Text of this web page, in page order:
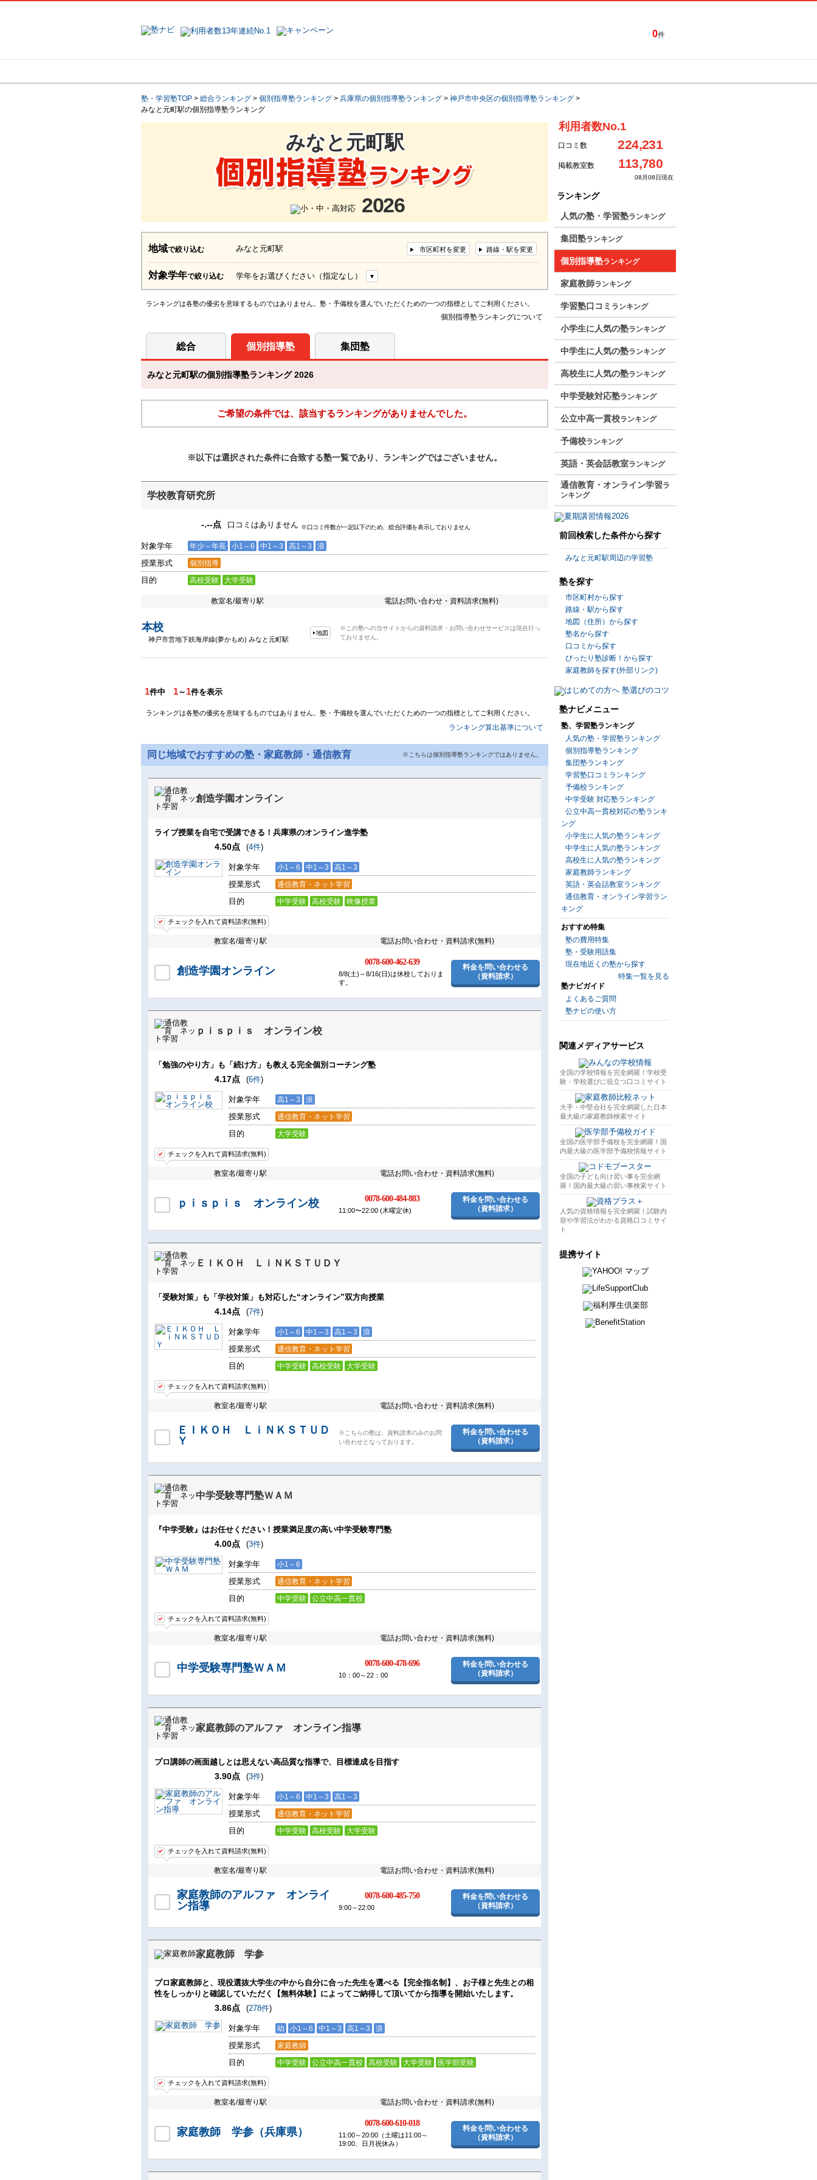
0件
塾・学習塾TOP > 総合ランキング > 個別指導塾ランキング > 兵庫県の個別指導塾ランキング > 神戸市中央区の個別指導塾ランキング >
みなと元町駅の個別指導塾ランキング
みなと元町駅
2026
地域で絞り込む みなと元町駅 市区町村を変更 路線・駅を変更
対象学年で絞り込む 学年をお選びください（指定なし）
ランキングは各塾の優劣を意味するものではありません。塾・予備校を選んでいただくための一つの指標としてご利用ください。
個別指導塾ランキングについて
総合 個別指導塾 集団塾
みなと元町駅の個別指導塾ランキング 2026
ご希望の条件では、該当するランキングがありませんでした。
※以下は選択された条件に合致する塾一覧であり、ランキングではございません。
学校教育研究所
-.--点 口コミはありません ※口コミ件数が一定以下のため、総合評価を表示しておりません
対象学年 年少～年長 小1～6 中1～3 高1～3 浪
授業形式 個別指導
目的 高校受験 大学受験
教室名/最寄り駅 電話お問い合わせ・資料請求(無料)
本校
神戸市営地下鉄海岸線(夢かもめ) みなと元町駅
地図
※この塾への当サイトからの資料請求・お問い合わせサービスは現在行っ
ておりません。
1件中 1～ 1件を表示
ランキングは各塾の優劣を意味するものではありません。塾・予備校を選んでいただくための一つの指標としてご利用ください。
ランキング算出基準について
同じ地域でおすすめの塾・家庭教師・通信教育 ※こちらは個別指導塾ランキングではありません。
創造学園オンライン
ライブ授業を自宅で受講できる！兵庫県のオンライン進学塾
4.50点 (4件)
対象学年 小1～6 中1～3 高1～3
授業形式 通信教育・ネット学習
目的 中学受験 高校受験 映像授業
チェックを入れて資料請求(無料)
教室名/最寄り駅 電話お問い合わせ・資料請求(無料)
創造学園オンライン
0078-600-462-639
8/8(土)～8/16(日)は休校しておりま
す。
料金を問い合わせる
（資料請求）
ｐｉｓｐｉｓ オンライン校
「勉強のやり方」も「続け方」も教える完全個別コーチング塾
4.17点 (6件)
対象学年 高1～3 浪
授業形式 通信教育・ネット学習
目的 大学受験
チェックを入れて資料請求(無料)
教室名/最寄り駅 電話お問い合わせ・資料請求(無料)
ｐｉｓｐｉｓ オンライン校 0078-600-484-883
11:00〜22:00 (木曜定休)
料金を問い合わせる
（資料請求）
ＥＩＫＯＨ ＬｉＮＫＳＴＵＤＹ
「受験対策」も「学校対策」も対応した“オンライン”双方向授業
4.14点 (7件)
対象学年 小1～6 中1～3 高1～3 浪
授業形式 通信教育・ネット学習
目的 中学受験 高校受験 大学受験
チェックを入れて資料請求(無料)
教室名/最寄り駅 電話お問い合わせ・資料請求(無料)
ＥＩＫＯＨ ＬｉＮＫＳＴＵＤ
Ｙ
※こちらの塾は、資料請求のみのお問
い合わせとなっております。
料金を問い合わせる
（資料請求）
中学受験専門塾ＷＡＭ
『中学受験』はお任せください！授業満足度の高い中学受験専門塾
4.00点 (3件)
対象学年 小1～6
授業形式 通信教育・ネット学習
目的 中学受験 公立中高一貫校
チェックを入れて資料請求(無料)
教室名/最寄り駅 電話お問い合わせ・資料請求(無料)
中学受験専門塾ＷＡＭ 0078-600-478-696
10：00～22：00
料金を問い合わせる
（資料請求）
家庭教師のアルファ オンライン指導
プロ講師の画面越しとは思えない高品質な指導で、目標達成を目指す
3.90点 (3件)
対象学年 小1～6 中1～3 高1～3
授業形式 通信教育・ネット学習
目的 中学受験 高校受験 大学受験
チェックを入れて資料請求(無料)
教室名/最寄り駅 電話お問い合わせ・資料請求(無料)
家庭教師のアルファ オンライ
ン指導
0078-600-485-750
9:00～22:00
料金を問い合わせる
（資料請求）
家庭教師 学参
プロ家庭教師と、現役選抜大学生の中から自分に合った先生を選べる【完全指名制】、お子様と先生との相
性をしっかりと確認していただく【無料体験】によってご納得して頂いてから指導を開始いたします。
3.86点 (278件)
対象学年 幼 小1～6 中1～3 高1～3 浪
授業形式 家庭教師
目的 中学受験 公立中高一貫校 高校受験 大学受験 医学部受験
チェックを入れて資料請求(無料)
教室名/最寄り駅 電話お問い合わせ・資料請求(無料)
家庭教師 学参（兵庫県）
0078-600-610-018
11:00～20:00（土曜は11:00～
19:00、日月祝休み）
料金を問い合わせる
（資料請求）
利用者数No.1
口コミ数 224,231
掲載教室数 113,780
08月08日現在
ランキング
人気の塾・学習塾ランキング
集団塾ランキング
個別指導塾ランキング
家庭教師ランキング
学習塾口コミ ランキング
小学生に人気の塾ランキング
中学生に人気の塾ランキング
高校生に人気の塾ランキング
中学受験対応塾ランキング
公立中高一貫校ランキング
予備校ランキング
英語・英会話教室ランキング
通信教育・オンライン学習ラ
ンキング
前回検索した条件から探す
みなと元町駅周辺の学習塾
塾を探す
市区町村から探す
路線・駅から探す
地図（住所）から探す
塾名から探す
口コミから探す
ぴったり塾診断！から探す
家庭教師を探す(外部リンク)
塾ナビメニュー
塾、学習塾ランキング
人気の塾・学習塾ランキング
個別指導塾ランキング
集団塾ランキング
学習塾口コミランキング
予備校ランキング
中学受験 対応塾ランキング
公立中高一貫校対応の塾ランキ
ング
小学生に人気の塾ランキング
中学生に人気の塾ランキング
高校生に人気の塾ランキング
家庭教師ランキング
英語・英会話教室ランキング
通信教育・オンライン学習ラン
キング
おすすめ特集
塾の費用特集
塾・受験用語集
現在地近くの塾から探す
特集一覧を見る
塾ナビガイド
よくあるご質問
塾ナビの使い方
関連メディアサービス
全国の学校情報を完全網羅！学校受
験・学校選びに役立つ口コミサイト
大手・中堅会社を完全網羅した日本
最大級の家庭教師検索サイト
全国の医学部予備校を完全網羅！国
内最大級の医学部予備校情報サイト
全国の子ども向け習い事を完全網
羅！国内最大級の習い事検索サイト
人気の資格情報を完全網羅！試験内
容や学習法がわかる資格口コミサイ
ト
提携サイト